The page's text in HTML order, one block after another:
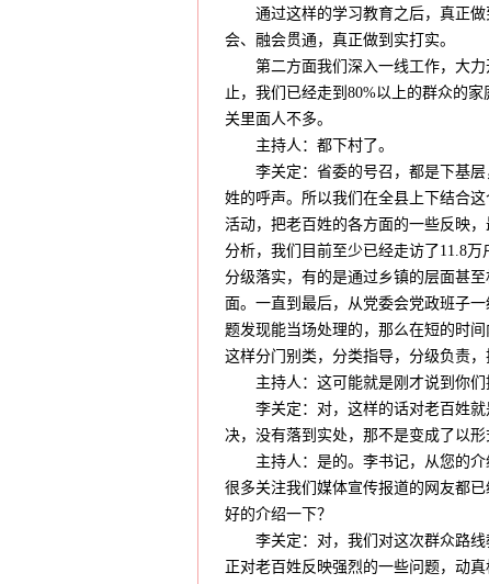
通过这样的学习教育之后，真正做
会、融会贯通，真正做到实打实。
第二方面我们深入一线工作，大力
止，我们已经走到80%以上的群众的
关里面人不多。
主持人：都下村了。
李关定：省委的号召，都是下基层
姓的呼声。所以我们在全县上下结合
活动，把老百姓的各方面的一些反映
分析，我们目前至少已经走访了11.8
分级落实，有的是通过乡镇的层面甚
面。一直到最后，从党委会党政班子
题发现能当场处理的，那么在短的时
这样分门别类，分类指导，分级负责
主持人：这可能就是刚才说到你们
李关定：对，这样的话对老百姓就
决，没有落到实处，那不是变成了以形
主持人：是的。李书记，从您的介
很多关注我们媒体宣传报道的网友都
好的介绍一下？
李关定：对，我们对这次群众路线
正对老百姓反映强烈的一些问题，动